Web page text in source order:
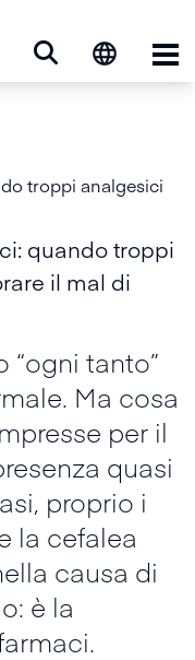
troppi analgesici
quando troppi
il mal di
“ogni tanto”
Ma cosa
per il
quasi
proprio i
la cefalea
causa di
è la